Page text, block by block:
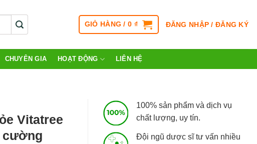
GIỎ HÀNG /0 ₫ ĐĂNG NHẬP / ĐĂNG KÝ
CHUYÊN GIA HOẠT ĐỘNG LIÊN HỆ
100% sản phẩm và dịch vụ
chất lượng, uy tín.
Đội ngũ dược sĩ tư vấn nhiều
Vitatree
cường